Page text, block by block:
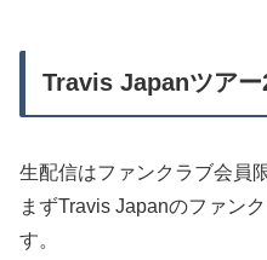
Travis Japanツア
生配信はファンクラブ会員
まずTravis Japanのファン
す。